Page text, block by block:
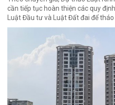
cần tiếp tục hoàn thiện các quy
Luật Đầu tư và Luật Đất đai để